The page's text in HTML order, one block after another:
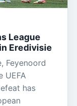
League
Eredivisie
Feyenoord
UEFA
has